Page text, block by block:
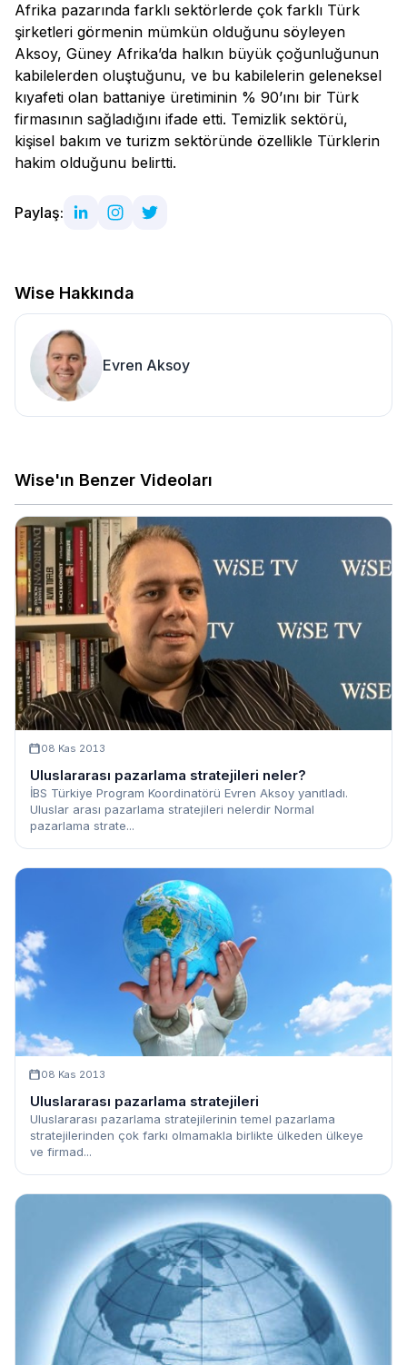
Afrika pazarında farklı sektörlerde çok farklı Türk
şirketleri görmenin mümkün olduğunu söyleyen
Aksoy, Güney Afrika’da halkın büyük çoğunluğunun
kabilelerden oluştuğunu, ve bu kabilelerin geleneksel
kıyafeti olan battaniye üretiminin % 90’ını bir Türk
firmasının sağladığını ifade etti. Temizlik sektörü,
kişisel bakım ve turizm sektöründe özellikle Türklerin
hakim olduğunu belirtti.
Paylaş:
Wise Hakkında
Evren Aksoy
Wise'ın Benzer Videoları
08 Kas 2013
Uluslararası pazarlama stratejileri neler?
İBS Türkiye Program Koordinatörü Evren Aksoy yanıtladı.
Uluslar arası pazarlama stratejileri nelerdir Normal
pazarlama strate...
08 Kas 2013
Uluslararası pazarlama stratejileri
Uluslararası pazarlama stratejilerinin temel pazarlama
stratejilerinden çok farkı olmamakla birlikte ülkeden ülkeye
ve firmad...